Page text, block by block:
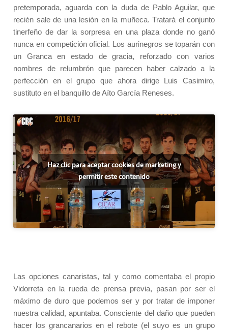
pretemporada, aguarda con la duda de Pablo Aguilar, que
recién sale de una lesión en la muñeca. Tratará el conjunto
tinerfeño de dar la sorpresa en una plaza donde no ganó
nunca en competición oficial. Los aurinegros se toparán con
un Granca en estado de gracia, reforzado con varios
nombres de relumbrón que parecen haber calzado a la
perfección en el grupo que ahora dirige Luis Casimiro,
sustituto en el banquillo de Aíto García Reneses.
Haz clic para aceptar cookies de marketing y
permitir este contenido
Las opciones canaristas, tal y como comentaba el propio
Vidorreta en la rueda de prensa previa, pasan por ser el
máximo de duro que podemos ser y por tratar de imponer
nuestra calidad, apuntaba. Consciente del daño que pueden
hacer los grancanarios en el rebote (el suyo es un grupo